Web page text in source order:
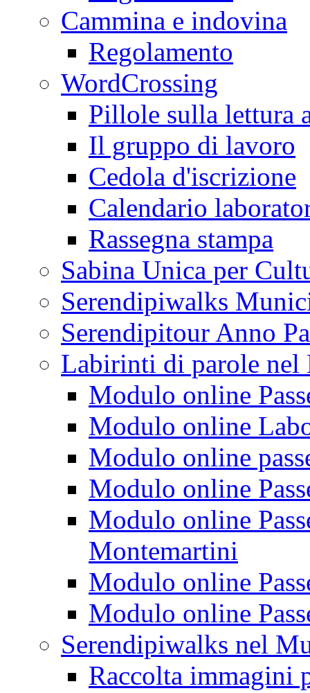
Cammina e indovina
Regolamento
WordCrossing
Pillole sulla lettura
Il gruppo di lavoro
Cedola d'iscrizione
Calendario
Rassegna stampa
Sabina Unica per
Serendipiwalks
Serendipitour Anno
Labirinti di parole
Modulo online
Modulo online
Modulo online
Modulo online
Modulo online
Montemartini
Modulo online
Modulo online
Serendipiwalks nel
Raccolta immagini